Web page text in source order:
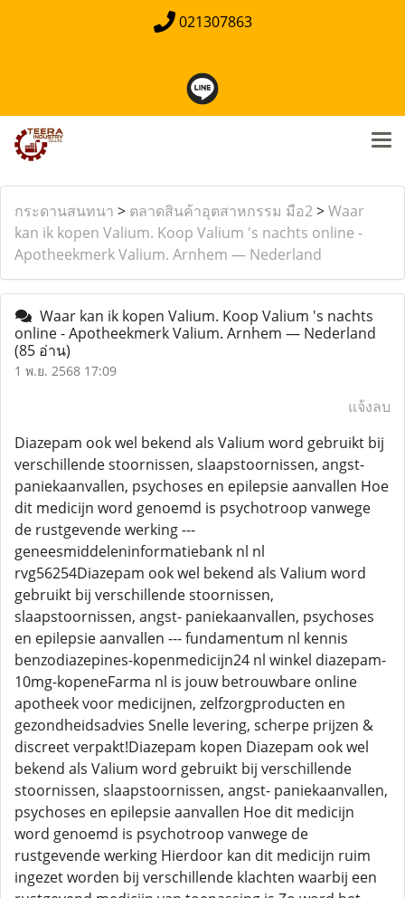
021307863
กระดานสนทนา > ตลาดสินค้าอุตสาหกรรม มือ2>Waar
kan ik kopen Valium. Koop Valium 's nachts online -
Apotheekmerk Valium. Arnhem — Nederland
Waar kan ik kopen Valium. Koop Valium 's nachts
online - Apotheekmerk Valium. Arnhem — Nederland
(85 อ่าน)
1 พ.ย. 2568 17:09
แจ้งลบ
Diazepam ook wel bekend als Valium word gebruikt bij
verschillende stoornissen, slaapstoornissen, angst-
paniekaanvallen, psychoses en epilepsie aanvallen Hoe
dit medicijn word genoemd is psychotroop vanwege
de rustgevende werking ---
geneesmiddeleninformatiebank nl nl
rvg56254Diazepam ook wel bekend als Valium word
gebruikt bij verschillende stoornissen,
slaapstoornissen, angst- paniekaanvallen, psychoses
en epilepsie aanvallen --- fundamentum nl kennis
benzodiazepines-kopenmedicijn24 nl winkel diazepam-
10mg-kopeneFarma nl is jouw betrouwbare online
apotheek voor medicijnen, zelfzorgproducten en
gezondheidsadvies Snelle levering, scherpe prijzen &
discreet verpakt!Diazepam kopen Diazepam ook wel
bekend als Valium word gebruikt bij verschillende
stoornissen, slaapstoornissen, angst- paniekaanvallen,
psychoses en epilepsie aanvallen Hoe dit medicijn
word genoemd is psychotroop vanwege de
rustgevende werking Hierdoor kan dit medicijn ruim
ingezet worden bij verschillende klachten waarbij een